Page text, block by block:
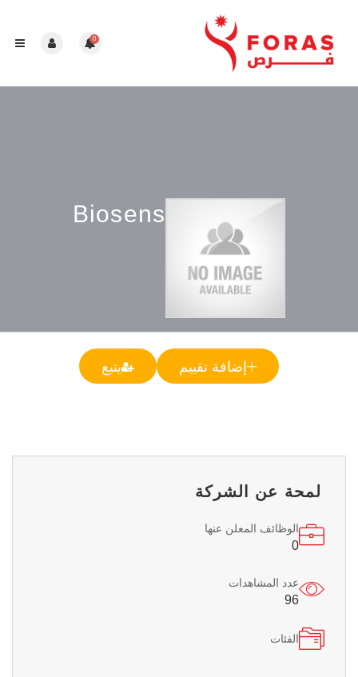
0
Biosens
إضافة تقييم يتبع
لمحة عن الشركة
الوظائف المعلن عنها
0
عدد المشاهدات
96
الفئات